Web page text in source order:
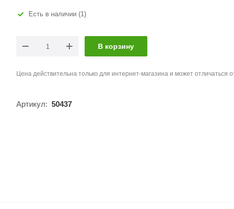
Есть в наличии (1)
В корзину
Цена действительна только для интернет-магазина и может отличаться
Артикул: 50437